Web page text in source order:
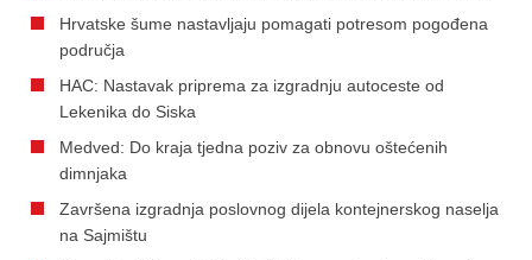
Hrvatske šume nastavljaju pomagati potresom pogođena
područja
HAC: Nastavak priprema za izgradnju autoceste od
Lekenika do Siska
Medved: Do kraja tjedna poziv za obnovu oštećenih
dimnjaka
Završena izgradnja poslovnog dijela kontejnerskog naselja
na Sajmištu